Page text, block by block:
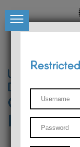
University of
Départment
Center for
Research